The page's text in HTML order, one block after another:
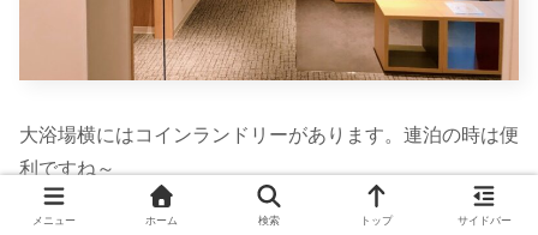
大浴場横にはコインランドリーがあります。連泊の時は便
利ですね～
メニュー ホーム 検索 トップ サイドバー